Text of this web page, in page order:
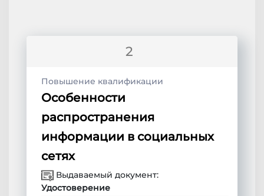
2
Повышение квалификации
Особенности
распространения
информации в социальных
сетях
Выдаваемый документ:
Удостоверение